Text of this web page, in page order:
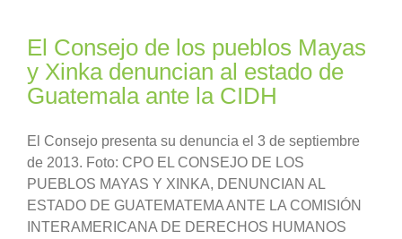
El Consejo de los pueblos Mayas
y Xinka denuncian al estado de
Guatemala ante la CIDH
El Consejo presenta su denuncia el 3 de septiembre
de 2013. Foto: CPO EL CONSEJO DE LOS
PUEBLOS MAYAS Y XINKA, DENUNCIAN AL
ESTADO DE GUATEMATEMA ANTE LA COMISIÓN
INTERAMERICANA DE DERECHOS HUMANOS